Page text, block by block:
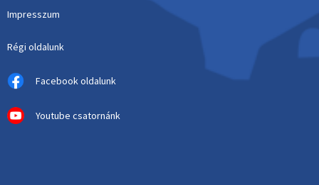
Impresszum
Régi oldalunk
Facebook oldalunk
Youtube csatornánk